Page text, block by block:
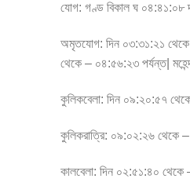
যোগ: গণ্ড বিকাল ঘ ০৪:৪১:০৮
অমৃতযোগ: দিন ০৩:৩১:২১
থেকে – ০৪:৫৬:২৩ পর্যন্ত|
কুলিকবেলা: দিন ০৯:২০:৫৭
কুলিকরাত্রি: ০৯:০২:২৬ থেকে
কালবেলা: দিন ০২:৫১:৪০